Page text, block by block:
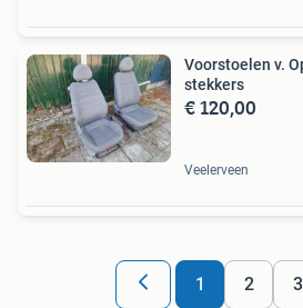
Voorstoelen v.
stekkers
€ 120,00
Veelerveen
1 2 3